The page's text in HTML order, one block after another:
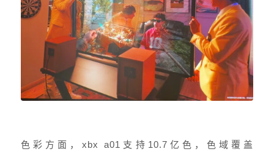
色彩方面，xbx a01支持10.7亿色，色域覆盖